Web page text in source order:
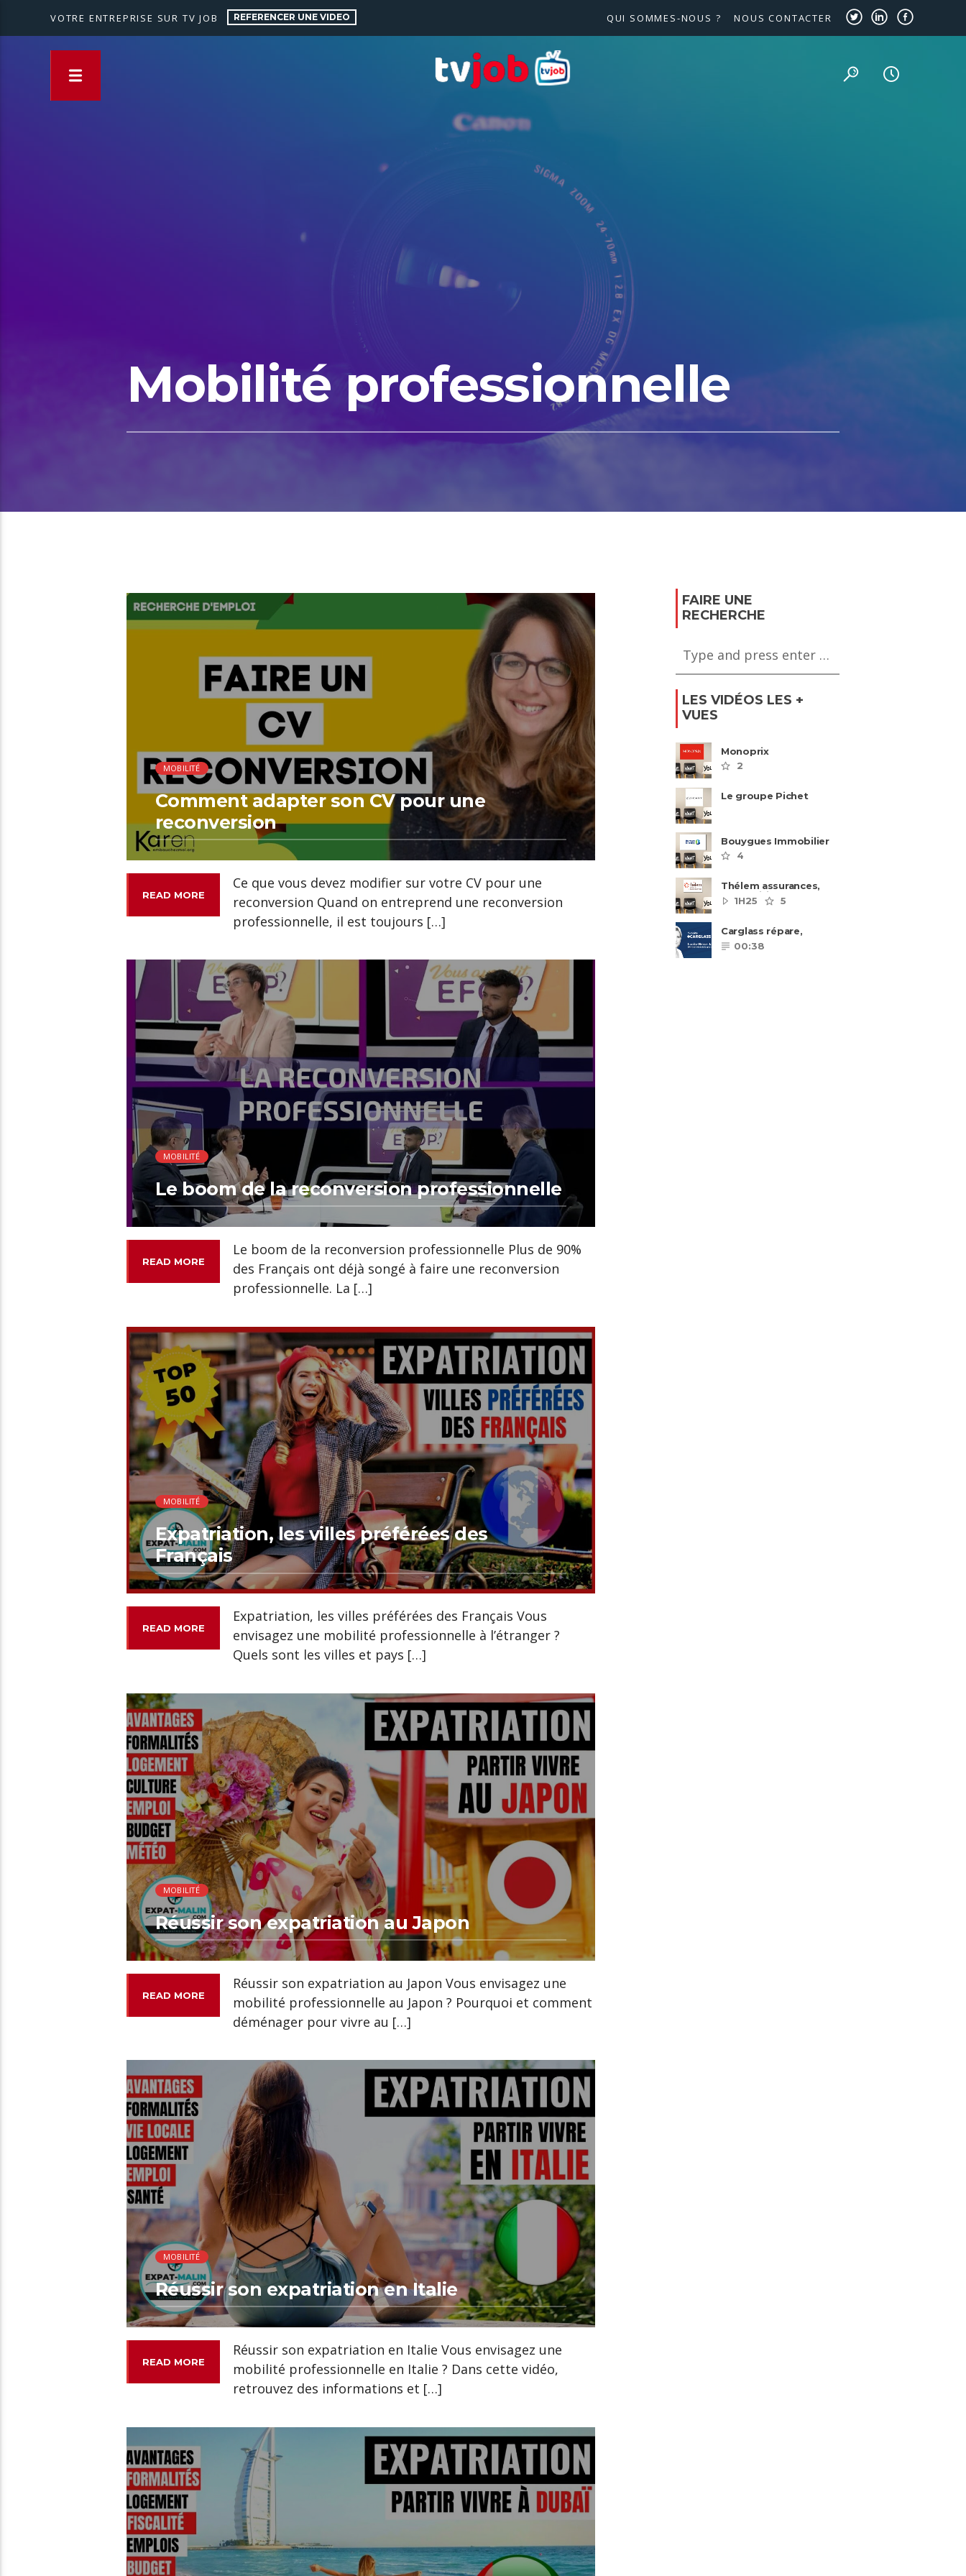
VOTRE ENTREPRISE SUR TV JOB REFERENCER UNE VIDEO NOUS CONTACTER
QUI SOMMES-NOUS ?
Mobilité professionnelle
00:32 READ TIME
MOBILITÉ
Comment adapter son CV pour une
reconversion
READ MORE
Ce que vous devez modifier sur votre CV pour une
reconversion Quand on entreprend une reconversion
professionnelle, il est toujours […]
00:38 READ TIME
MOBILITÉ
Le boom de la reconversion professionnelle
READ MORE
Le boom de la reconversion professionnelle Plus de 90%
des Français ont déjà songé à faire une reconversion
professionnelle. La […]
00:48 READ TIME
MOBILITÉ
Expatriation, les villes préférées des
Français
READ MORE
Expatriation, les villes préférées des Français Vous
envisagez une mobilité professionnelle à l’étranger ?
Quels sont les villes et pays […]
00:24 READ TIME
MOBILITÉ
Réussir son expatriation au Japon
READ MORE
Réussir son expatriation au Japon Vous envisagez une
mobilité professionnelle au Japon ? Pourquoi et comment
déménager pour vivre au […]
00:17 READ TIME
MOBILITÉ
Réussir son expatriation en Italie
READ MORE
Réussir son expatriation en Italie Vous envisagez une
mobilité professionnelle en Italie ? Dans cette vidéo,
retrouvez des informations et […]
00:24 READ TIME
FAIRE UNE
RECHERCHE
LES VIDÉOS LES +
VUES
Monoprix
2
Le groupe Pichet
Bouygues Immobilier
recrute autour de 8
pôles métiers
4
Thélem assurances,
une politique RH
ambitieuse
1H25 5
Carglass répare,
Carglass remplace et
Carglass embauche
00:38